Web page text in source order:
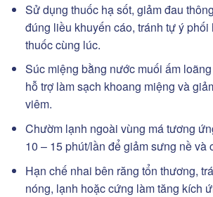
Sử dụng thuốc hạ sốt, giảm đau
đúng liều khuyến cáo, tránh tự ý
thuốc cùng lúc.
Súc miệng bằng nước muối ấm
hỗ trợ làm sạch khoang miệng và
viêm.
Chườm lạnh ngoài vùng má tương
10 – 15 phút/lần để giảm sưng nề và
Hạn chế nhai bên răng tổn thương,
nóng, lạnh hoặc cứng làm tăng kích